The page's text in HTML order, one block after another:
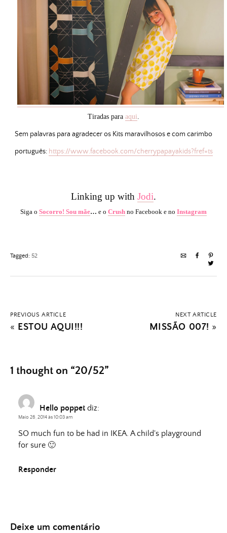
Tiradas para aqui
Sem palavras para agradecer os Kits maravilhosos e com carimbo
português: https://www.facebook.com/cherrypapayakids?fref=ts
Linking up with Jodi.
Siga o Socorro! Sou mãe… e o Crush no Facebook e no Instagram
Tagged: 52
PREVIOUS ARTICLE
« ESTOU AQUI!!!
NEXT ARTICLE
MISSÃO 007! »
1 thought on “20/52”
Hello poppet diz:
Maio 26, 2014 às 10:03 am
SO much fun to be had in IKEA. A child's playground
for sure 🙂
Responder
Deixe um comentário